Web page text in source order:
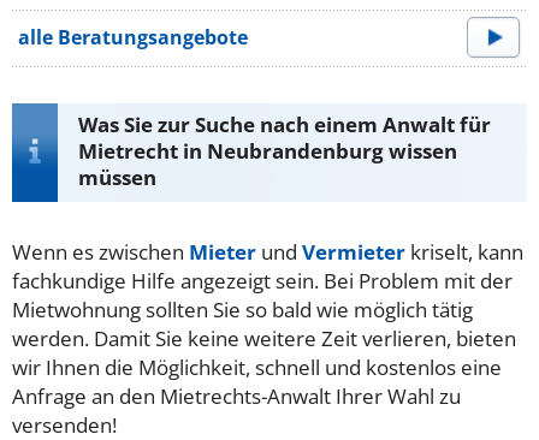
alle Beratungsangebote
Was Sie zur Suche nach einem Anwalt für
Mietrecht in Neubrandenburg wissen
müssen
Wenn es zwischen Mieter und Vermieter kriselt, kann
fachkundige Hilfe angezeigt sein. Bei Problem mit der
Mietwohnung sollten Sie so bald wie möglich tätig
werden. Damit Sie keine weitere Zeit verlieren, bieten
wir Ihnen die Möglichkeit, schnell und kostenlos eine
Anfrage an den Mietrechts-Anwalt Ihrer Wahl zu
versenden!